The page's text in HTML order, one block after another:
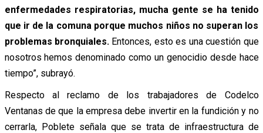
enfermedades respiratorias, mucha gente se ha tenido
que ir de la comuna porque muchos niños no superan los
problemas bronquiales. Entonces, esto es una cuestión que
nosotros hemos denominado como un genocidio desde hace
tiempo”, subrayó.
Respecto al reclamo de los trabajadores de Codelco
Ventanas de que la empresa debe invertir en la fundición y no
cerrarla, Poblete señala que se trata de infraestructura de